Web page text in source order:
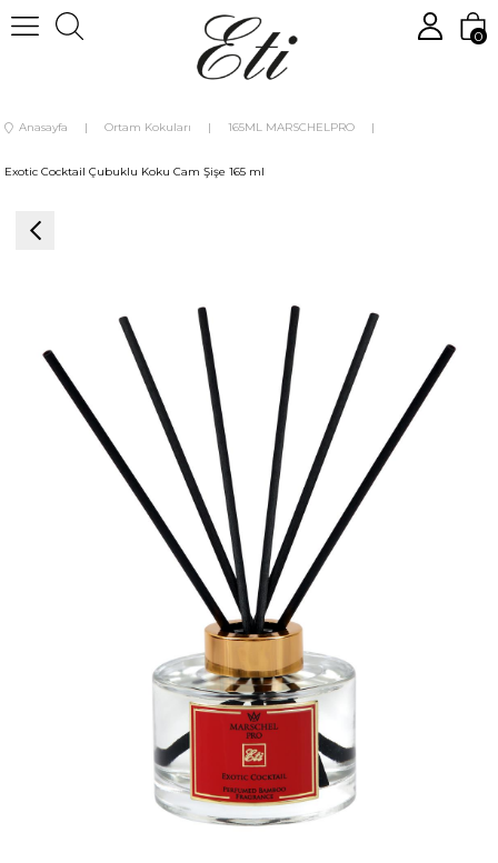
0
Anasayfa Ortam Kokuları 165ML MARSCHELPRO
Exotic Cocktail Çubuklu Koku Cam Şişe 165 ml